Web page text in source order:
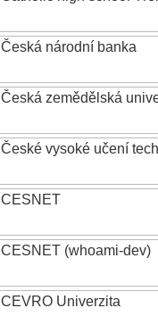
Česká národní banka
Česká zemědělská
České vysoké učení
CESNET
CESNET (whoami-dev)
CEVRO Univerzita